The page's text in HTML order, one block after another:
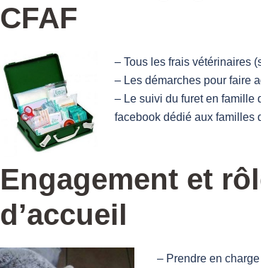
CFAF
– Tous les frais vétérinaires
– Les démarches pour faire
– Le suivi du furet en famille
facebook dédié aux familles
Engagement et
d’accueil
– Prendre en